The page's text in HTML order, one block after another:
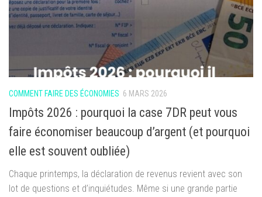
COMMENT FAIRE DES ÉCONOMIES 6 MARS 2026
Impôts 2026 : pourquoi la case 7DR peut vous
faire économiser beaucoup d’argent (et pourquoi
elle est souvent oubliée)
Chaque printemps, la déclaration de revenus revient avec son
lot de questions et d’inquiétudes. Même si une grande partie